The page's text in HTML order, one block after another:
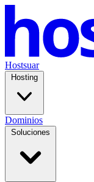
Hostsuar
Hosting
Dominios
Soluciones